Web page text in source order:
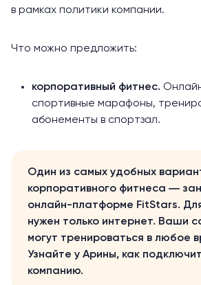
в рамках политики компании.
Что можно предложить:
корпоративный фитнес.
спортивные марафоны,
абонементы в спортзал.
Один из самых удобных
корпоративного фитнеса ―
онлайн-платформе FitStars.
нужен только интернет. Ваши
могут тренироваться в любое
Узнайте у Арины, как
компанию.